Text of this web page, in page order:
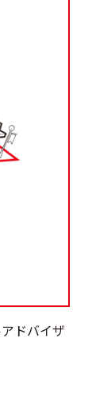
ドバイザ